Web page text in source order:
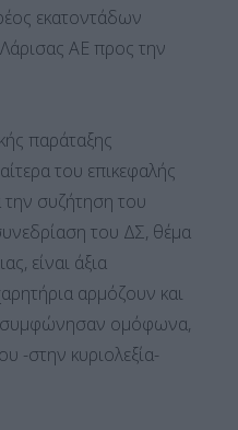
εκατοντάδων
ΑΕ προς την
παράταξης
του επικεφαλής
συζήτηση του
του ΔΣ, θέμα
είναι άξια
αρμόζουν και
συμφώνησαν ομόφωνα,
-στην κυριολεξία-